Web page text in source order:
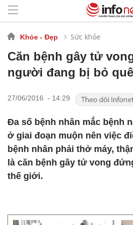
Khỏe - Đẹp Sức khỏe
Căn bệnh gây tử
người đang bị bỏ
27/06/2016 - 14:29
Đa số bệnh nhân mắc bệnh
ở giai đoạn muộn nên việc
bệnh nhân phải thở máy,
là căn bệnh gây tử vong
thế giới.